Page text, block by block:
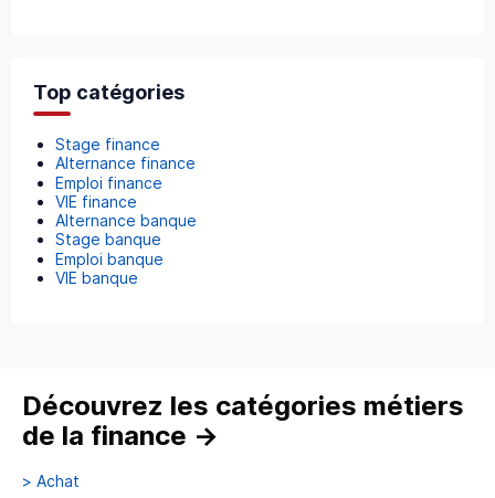
Top catégories
Stage finance
Alternance finance
Emploi finance
VIE finance
Alternance banque
Stage banque
Emploi banque
VIE banque
Découvrez les catégories métiers
de la finance →
> Achat